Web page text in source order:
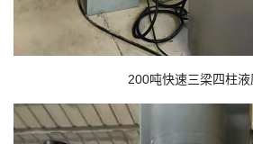
200吨快速三梁四柱液